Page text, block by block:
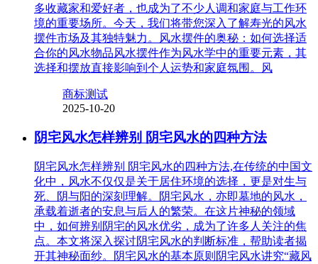
多收藏家和爱好者，也成为了不少人调和家庭与工作环
境的重要场所。今天，我们将带您深入了解寿光的风水
摆件市场及其独特魅力。风水摆件的奥秘：如何选择适
合你的风水物品风水摆件作为风水学中的重要元素，其
选择和摆放直接影响到个人运势和家庭氛围。风
商标测试
2025-10-20
阴宅风水怎样辨别 阴宅风水的四种方法
阴宅风水怎样辨别 阴宅风水的四种方法,在传统的中国文
化中，风水不仅仅是关于居住环境的选择，更是对生与
死、阴与阳的深刻理解。阴宅风水，亦即墓地的风水，
承载着逝者的安息与后人的繁荣。在这片神秘的领域
中，如何辨别阴宅的风水优劣，成为了许多人关注的焦
点。本文将深入探讨阴宅风水的判断标准，帮助读者揭
开其神秘面纱。阴宅风水的基本原则阴宅风水讲究“藏风